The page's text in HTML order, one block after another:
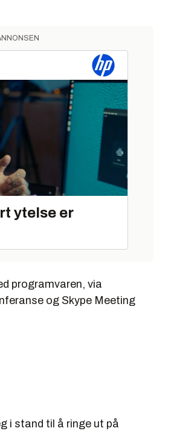
ytelse er
programvaren, via
og Skype Meeting
i stand til å ringe ut på